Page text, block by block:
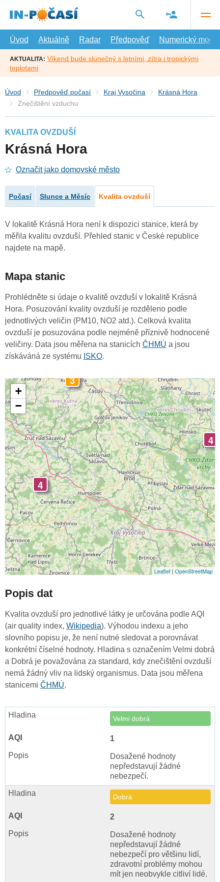
hlavní
Úvod
Aktuálně Radar Předpověď Numerický model
AKTUALITA: Víkend bude slunečný s letními, zítra i tropickými
teplotami
Úvod Předpověď počasí Kraj Vysočina
Krásná Hora
Znečištění vzduchu
KVALITA OVZDUŠÍ
Krásná Hora
Označit jako domovské město
Počasí Slunce a Měsíc Kvalita ovzduší
V lokalitě Krásná Hora není k dispozici stanice, která by
měřila kvalitu ovzduší. Přehled stanic v České republice
najdete na mapě.
Mapa stanic
Prohlédněte si údaje o kvalitě ovzduší v lokalitě Krásná
Hora. Posuzování kvality ovzduší je rozděleno podle
jednotlivých veličin (PM10, NO2 atd.). Celková kvalita
ovzduší je posuzována podle nejméně příznivě hodnocené
veličiny. Data jsou měřena na stanicích ČHMÚ a jsou
získáváná ze systému ISKO.
4
3
4
+
−
Leaflet | OpenStreetMap
Popis dat
Kvalita ovzduší pro jednotlivé látky je určována podle AQI
(air quality index, Wikipedia). Výhodou indexu a jeho
slovního popisu je, že není nutné sledovat a porovnávat
konkrétní číselné hodnoty. Hladina s označením Velmi dobrá
a Dobrá je považována za standard, kdy znečištění ovzduší
nemá žádný vliv na lidský organismus. Data jsou měřena
stanicemi ČHMÚ.
Velmi dobrá
1
Dosažené hodnoty
nepředstavují žádné
nebezpečí.
Dobrá
2
Dosažené hodnoty
nepředstavují žádné
nebezpečí pro většinu lidí,
zdravotní problémy mohou
mít jen neobvykle citliví lidé.